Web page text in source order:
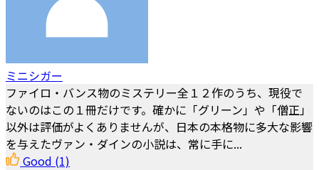
ミニシガー
ファイロ・バンス物のミステリー全１２作のうち、現役で
ないのはこの１冊だけです。確かに「グリーン」や「僧正」
以外は評価がよくありませんが、日本の本格物に多大な影響
を与えたヴァン・ダインの小説は、常に手に...
Good (1)